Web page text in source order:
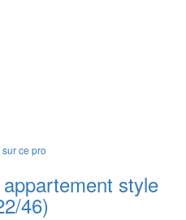
ce pro
style
46)